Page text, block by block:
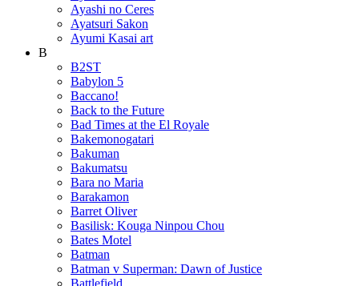
Ayashi no Ceres
Ayatsuri Sakon
Ayumi Kasai art
B
B2ST
Babylon 5
Baccano!
Back to the Future
Bad Times at the El Royale
Bakemonogatari
Bakuman
Bakumatsu
Bara no Maria
Barakamon
Barret Oliver
Basilisk: Kouga Ninpou Chou
Bates Motel
Batman
Batman v Superman: Dawn of Justice